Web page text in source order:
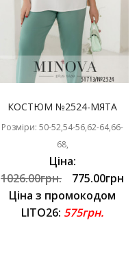
КОСТЮМ №2524-МЯТА
Розміри: 50-52,54-56,62-64,66-
68,
Ціна:
1026.00грн.
775.00грн
Ціна з промокодом
LITO26: 575грн.